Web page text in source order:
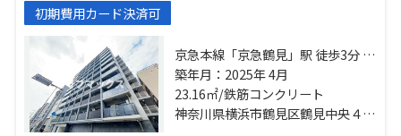
初期費用カード決済可
京急本線「京急鶴見」駅 徒歩3分 京
浜東北線「鶴見」駅 徒歩5分 京急本
線「花月総持寺」駅 徒歩13分
築年月：2025年 4月
23.16㎡/鉄筋コンクリート
神奈川県横浜市鶴見区鶴見中央４丁目